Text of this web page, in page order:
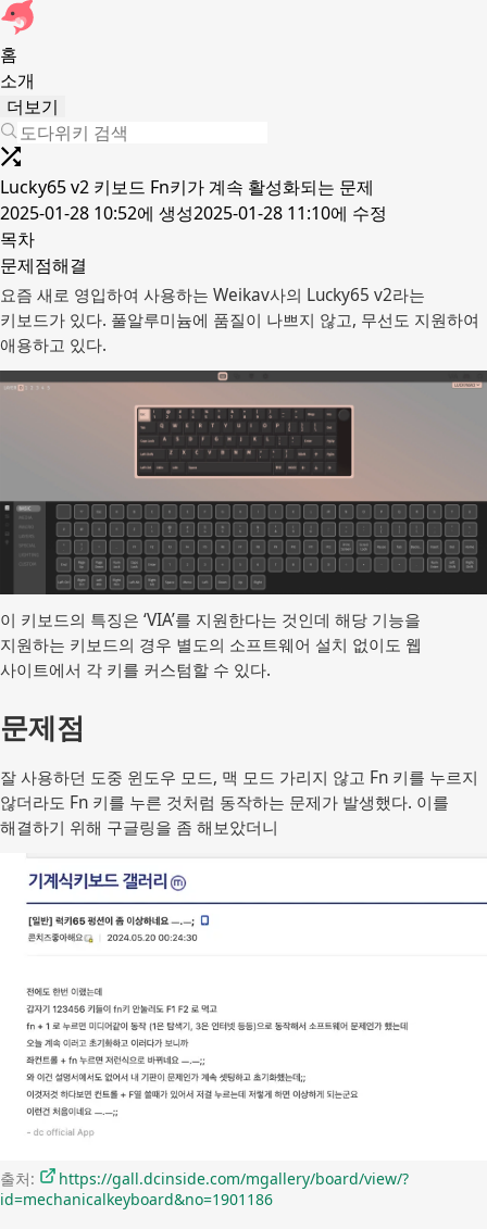
홈
소개
더보기
Lucky65 v2 키보드 Fn키가 계속 활성화되는 문제
2025-01-28 10:52에 생성2025-01-28 11:10에 수정
목차
문제점해결
요즘 새로 영입하여 사용하는 Weikav사의 Lucky65 v2라는
키보드가 있다. 풀알루미늄에 품질이 나쁘지 않고, 무선도 지원하여
애용하고 있다.
이 키보드의 특징은 ‘VIA’를 지원한다는 것인데 해당 기능을
지원하는 키보드의 경우 별도의 소프트웨어 설치 없이도 웹
사이트에서 각 키를 커스텀할 수 있다.
문제점
잘 사용하던 도중 윈도우 모드, 맥 모드 가리지 않고 Fn 키를 누르지
않더라도 Fn 키를 누른 것처럼 동작하는 문제가 발생했다. 이를
해결하기 위해 구글링을 좀 해보았더니
출처:
https://gall.dcinside.com/mgallery/board/view/?
id=mechanicalkeyboard&no=1901186